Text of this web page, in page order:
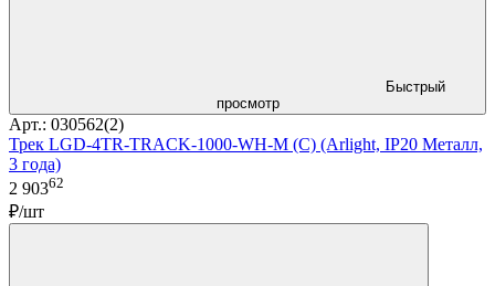
Быстрый
просмотр
Арт.: 030562(2)
Трек LGD-4TR-TRACK-1000-WH-M (C) (Arlight, IP20 Металл,
3 года)
2 90362
₽/шт